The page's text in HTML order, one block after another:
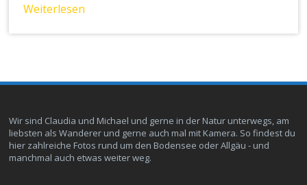
Weiterlesen
Wir sind Claudia und Michael und gerne in der Natur unterwegs, am
liebsten als Wanderer und gerne auch mal mit Kamera. So findest du
hier zahlreiche Fotos rund um den Bodensee oder Allgäu - und
manchmal auch etwas weiter weg.